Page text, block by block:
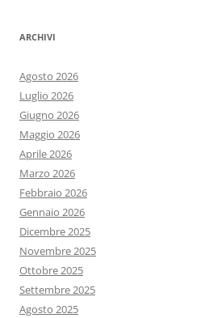
ARCHIVI
Agosto 2026
Luglio 2026
Giugno 2026
Maggio 2026
Aprile 2026
Marzo 2026
Febbraio 2026
Gennaio 2026
Dicembre 2025
Novembre 2025
Ottobre 2025
Settembre 2025
Agosto 2025